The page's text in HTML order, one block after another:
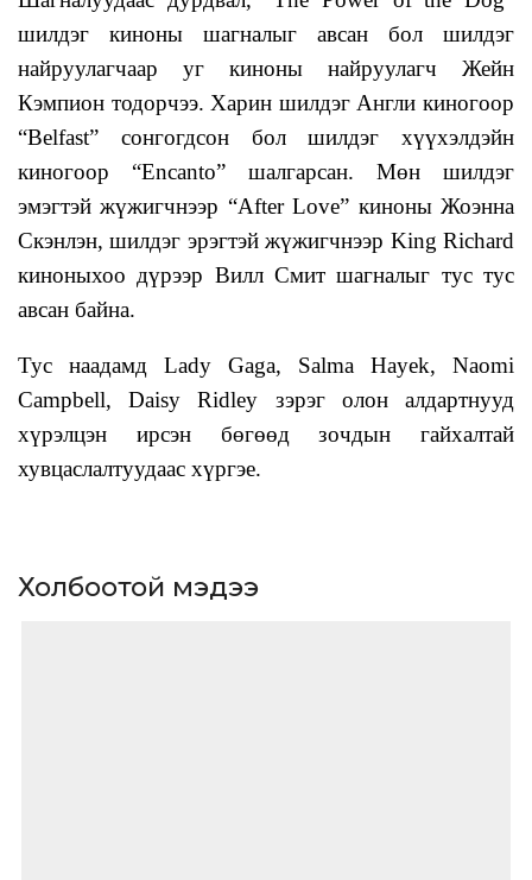
шилдэг киноны шагналыг авсан бол шилдэг
найруулагчаар уг киноны найруулагч Жейн
Кэмпион тодорчээ. Харин шилдэг Англи киногоор
“Belfast” сонгогдсон бол шилдэг хүүхэлдэйн
киногоор “Encanto” шалгарсан. Мөн шилдэг
эмэгтэй жүжигчнээр “After Love” киноны Жоэнна
Скэнлэн, шилдэг эрэгтэй жүжигчнээр King Richard
киноныхоо дүрээр Вилл Смит шагналыг тус тус
авсан байна.
Тус наадамд Lady Gaga, Salma Hayek, Naomi
Campbell, Daisy Ridley зэрэг олон алдартнууд
хүрэлцэн ирсэн бөгөөд зочдын гайхалтай
хувцаслалтуудаас хүргэе.
Холбоотой мэдээ